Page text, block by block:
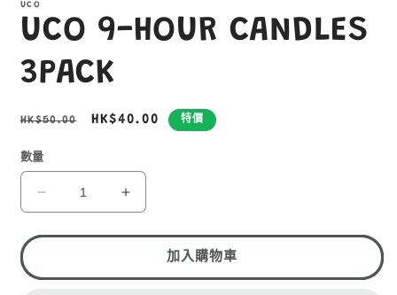
動
視
中
開
多
體
檔
UCO
UCO 9-HOUR CANDLES
3PACK
定
HK$50.00
售
HK$40.00 特價
數量
9-
HOUR
3PACK
UCO
9-
HOUR
CANDLES
3PACK
加入購物車